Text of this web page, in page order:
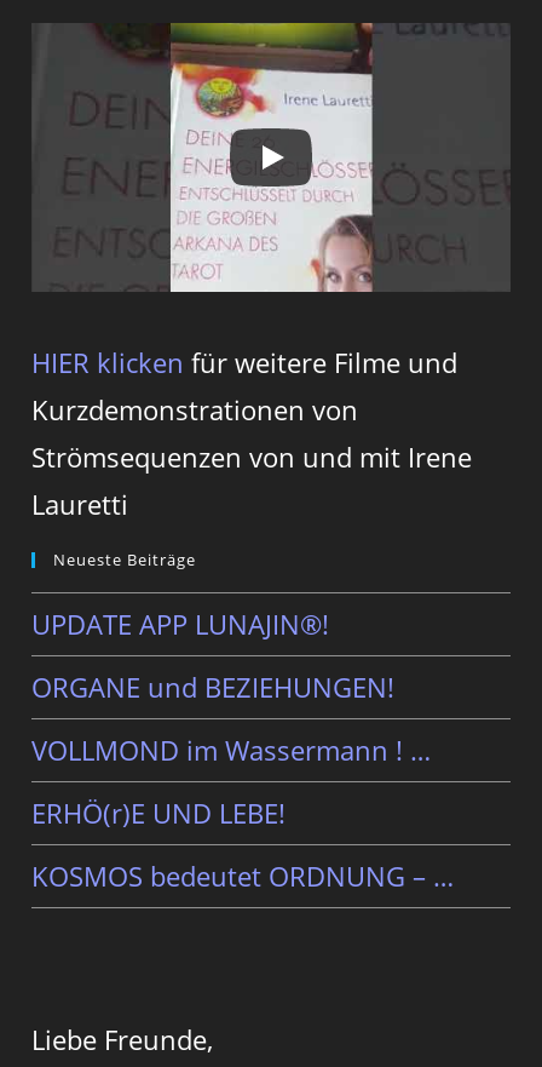
HIER klicken für weitere Filme und
Kurzdemonstrationen von
Strömsequenzen von und mit Irene
Lauretti
Neueste Beiträge
UPDATE APP LUNAJIN®!
ORGANE und BEZIEHUNGEN!
VOLLMOND im Wassermann ! …
ERHÖ(r)E UND LEBE!
KOSMOS bedeutet ORDNUNG – …
Liebe Freunde,